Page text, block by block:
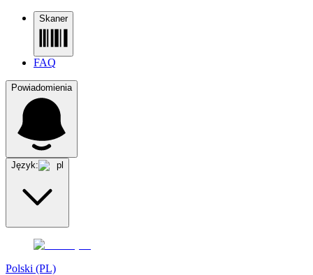
Skaner
FAQ
Powiadomienia
Język: pl
Polski (PL)